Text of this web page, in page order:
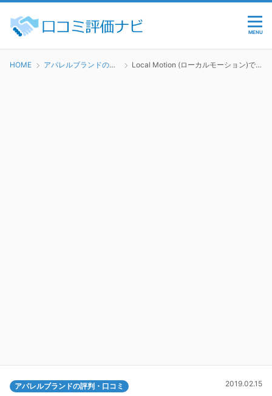
MENU
HOME アパレルブランドの評判・口コミ Local Motion (ローカルモーション)で働くのってどう？
アパレルブランドの評判・口コミ 2019.02.15